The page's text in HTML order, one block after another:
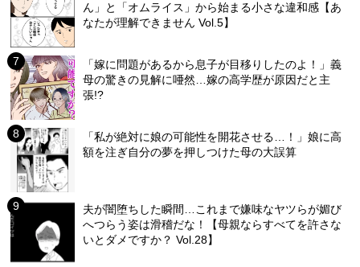
ん」と「オムライス」から始まる小さな違和感【あ
なたが理解できません Vol.5】
「嫁に問題があるから息子が目移りしたのよ！」義
母の驚きの見解に唖然…嫁の高学歴が原因だと主
張!?
「私が絶対に娘の可能性を開花させる…！」娘に高
額を注ぎ自分の夢を押しつけた母の大誤算
夫が闇堕ちした瞬間…これまで嫌味なヤツらが媚び
へつらう姿は滑稽だな！【母親ならすべてを許さな
いとダメですか？ Vol.28】